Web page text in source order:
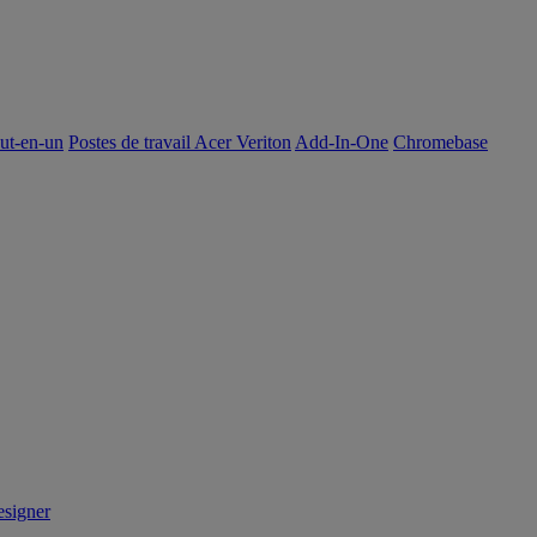
en-un Postes de travail Acer Veriton Add-In-One Chromebase